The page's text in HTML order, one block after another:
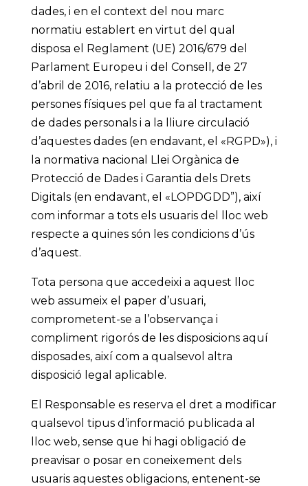
dades, i en el context del nou marc
normatiu establert en virtut del qual
disposa el Reglament (UE) 2016/679 del
Parlament Europeu i del Consell, de 27
d’abril de 2016, relatiu a la protecció de les
persones físiques pel que fa al tractament
de dades personals i a la lliure circulació
d’aquestes dades (en endavant, el «RGPD»), i
la normativa nacional Llei Orgànica de
Protecció de Dades i Garantia dels Drets
Digitals (en endavant, el «LOPDGDD”), així
com informar a tots els usuaris del lloc web
respecte a quines són les condicions d’ús
d’aquest.
Tota persona que accedeixi a aquest lloc
web assumeix el paper d’usuari,
comprometent-se a l’observança i
compliment rigorós de les disposicions aquí
disposades, així com a qualsevol altra
disposició legal aplicable.
El Responsable es reserva el dret a modificar
qualsevol tipus d’informació publicada al
lloc web, sense que hi hagi obligació de
preavisar o posar en coneixement dels
usuaris aquestes obligacions, entenent-se